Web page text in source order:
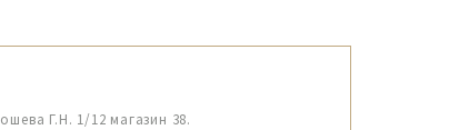
Г.Н. 1/12 магазин 38.